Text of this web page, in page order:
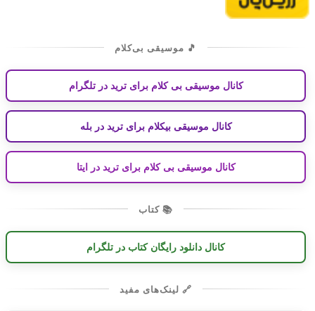
🎵 موسیقی بی‌کلام
کانال موسیقی بی کلام برای ترید در تلگرام
کانال موسیقی بیکلام برای ترید در بله
کانال موسیقی بی کلام برای ترید در ایتا
📚 کتاب
کانال دانلود رایگان کتاب در تلگرام
🔗 لینک‌های مفید